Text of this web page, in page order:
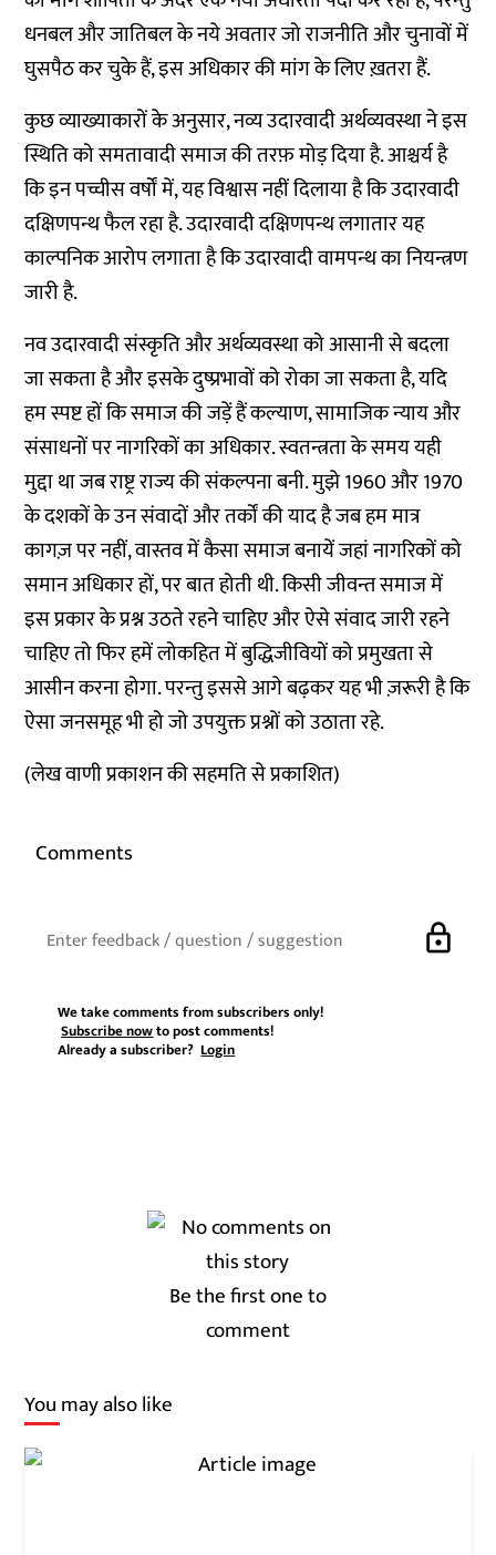
धनबल और जातिबल के नये अवतार जो राजनीति और चुनावों में
घुसपैठ कर चुके हैं, इस अधिकार की मांग के लिए ख़तरा हैं.
कुछ व्याख्याकारों के अनुसार, नव्य उदारवादी अर्थव्यवस्था ने इस
स्थिति को समतावादी समाज की तरफ़ मोड़ दिया है. आश्चर्य है
कि इन पच्चीस वर्षों में, यह विश्वास नहीं दिलाया है कि उदारवादी
दक्षिणपन्थ फैल रहा है. उदारवादी दक्षिणपन्थ लगातार यह
काल्पनिक आरोप लगाता है कि उदारवादी वामपन्थ का नियन्त्रण
जारी है.
नव उदारवादी संस्कृति और अर्थव्यवस्था को आसानी से बदला
जा सकता है और इसके दुष्प्रभावों को रोका जा सकता है, यदि
हम स्पष्ट हों कि समाज की जड़ें हैं कल्याण, सामाजिक न्याय और
संसाधनों पर नागरिकों का अधिकार. स्वतन्त्रता के समय यही
मुद्दा था जब राष्ट्र राज्य की संकल्पना बनी. मुझे 1960 और 1970
के दशकों के उन संवादों और तर्कों की याद है जब हम मात्र
कागज़ पर नहीं, वास्तव में कैसा समाज बनायें जहां नागरिकों को
समान अधिकार हों, पर बात होती थी. किसी जीवन्त समाज में
इस प्रकार के प्रश्न उठते रहने चाहिए और ऐसे संवाद जारी रहने
चाहिए तो फिर हमें लोकहित में बुद्धिजीवियों को प्रमुखता से
आसीन करना होगा. परन्तु इससे आगे बढ़कर यह भी ज़रूरी है कि
ऐसा जनसमूह भी हो जो उपयुक्त प्रश्नों को उठाता रहे.
(लेख वाणी प्रकाशन की सहमति से प्रकाशित)
Comments
lock
We take comments from subscribers only!
Subscribe nowto post comments!
Already a subscriber?Login
Be the first one to
comment
You may also like